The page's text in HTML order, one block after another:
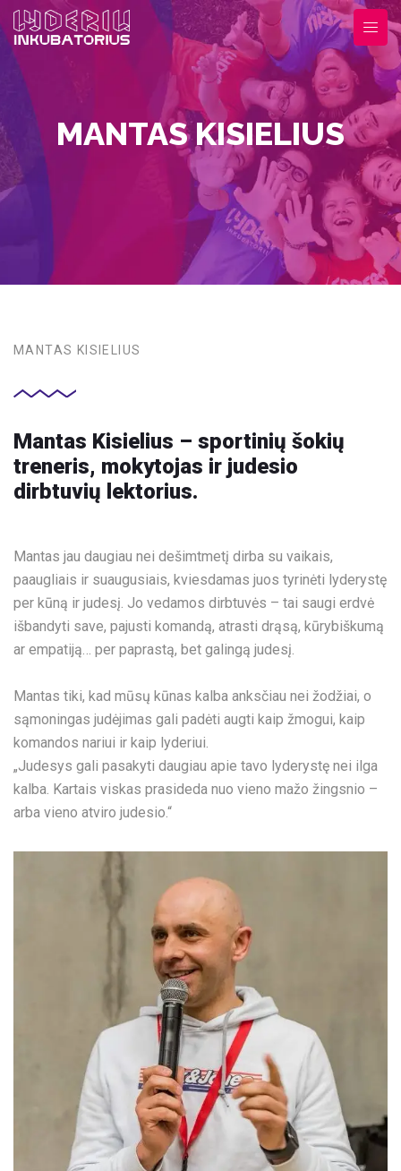
MANTAS KISIELIUS
MANTAS KISIELIUS
Mantas Kisielius – sportinių šokių
treneris, mokytojas ir judesio
dirbtuvių lektorius.
Mantas jau daugiau nei dešimtmetį dirba su vaikais,
paaugliais ir suaugusiais, kviesdamas juos tyrinėti lyderystę
per kūną ir judesį. Jo vedamos dirbtuvės – tai saugi erdvė
išbandyti save, pajusti komandą, atrasti drąsą, kūrybiškumą
ar empatiją… per paprastą, bet galingą judesį.
Mantas tiki, kad mūsų kūnas kalba anksčiau nei žodžiai, o
sąmoningas judėjimas gali padėti augti kaip žmogui, kaip
komandos nariui ir kaip lyderiui.
„Judesys gali pasakyti daugiau apie tavo lyderystę nei ilga
kalba. Kartais viskas prasideda nuo vieno mažo žingsnio –
arba vieno atviro judesio.“